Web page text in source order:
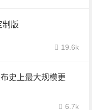
制版
19.6k
史上最大规模更
6.7k